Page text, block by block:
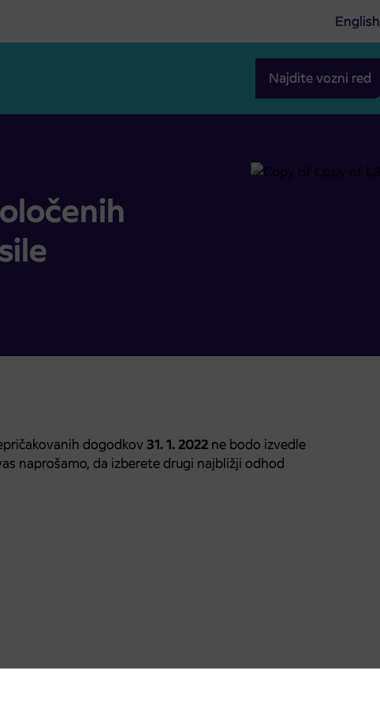
English
Najdite vozni red
dogodkov31. 1. 2022 ne bodo izvedle
naprošamo, da izberete drugi najbližji odhod